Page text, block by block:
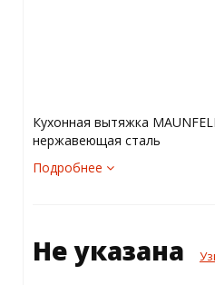
Кухонная вытяжка
нержавеющая сталь
Подробнее
Не указана